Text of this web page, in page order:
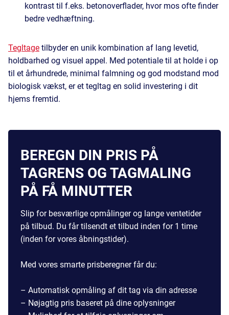
kontrast til f.eks. betonoverflader, hvor mos ofte finder
bedre vedhæftning.
Tegltage tilbyder en unik kombination af lang levetid,
holdbarhed og visuel appel. Med potentiale til at holde i op
til et århundrede, minimal falmning og god modstand mod
biologisk vækst, er et tegltag en solid investering i dit
hjems fremtid.
BEREGN DIN PRIS PÅ
TAGRENS OG TAGMALING
PÅ FÅ MINUTTER
Slip for besværlige opmålinger og lange ventetider
på tilbud. Du får tilsendt et tilbud inden for 1 time
(inden for vores åbningstider).
Med vores smarte prisberegner får du:
– Automatisk opmåling af dit tag via din adresse
– Nøjagtig pris baseret på dine oplysninger